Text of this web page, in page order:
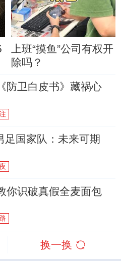
上班“摸鱼”公司有权开
除吗？
防卫白皮书》藏祸心
足国家队：未来可期
你识破真假全麦面包
换一换